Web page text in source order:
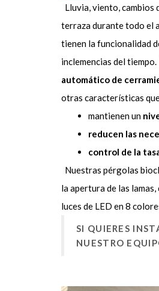
Lluvia, viento,
terraza durante todo el
tienen la funcionalidad
inclemencias del
automático de
otras características
mantienen un
reducen las
control de la
Nuestras pérgolas
la apertura de las
luces de LED en 8
SI QUIERES
NUESTRO